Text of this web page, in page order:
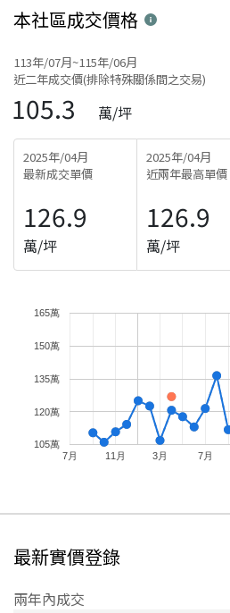
本社區成交價格
113年/07月~115年/06月
近二年成交價(排除特殊關係間之交易)
105.3 萬/坪
2025年/04月
最新成交單價
126.9
萬/坪
2025年/04月
近兩年最高單價
126.9
萬/坪
7月 11月 3月 7月
105萬
120萬
135萬
150萬
165萬
最新實價登錄
兩年內成交